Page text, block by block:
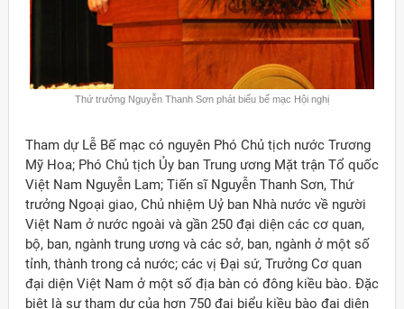
Thứ trưởng Nguyễn Thanh Sơn phát biểu bế mạc Hội nghị
Tham dự Lễ Bế mạc có nguyên Phó Chủ tịch nước Trương
Mỹ Hoa; Phó Chủ tịch Ủy ban Trung ương Mặt trận Tổ quốc
Việt Nam Nguyễn Lam; Tiến sĩ Nguyễn Thanh Sơn, Thứ
trưởng Ngoại giao, Chủ nhiệm Uỷ ban Nhà nước về người
Việt Nam ở nước ngoài và gần 250 đại diện các cơ quan,
bộ, ban, ngành trung ương và các sở, ban, ngành ở một số
tỉnh, thành trong cả nước; các vị Đại sứ, Trưởng Cơ quan
đại diện Việt Nam ở một số địa bàn có đông kiều bào. Đặc
biệt là sự tham dự của hơn 750 đại biểu kiều bào đại diện